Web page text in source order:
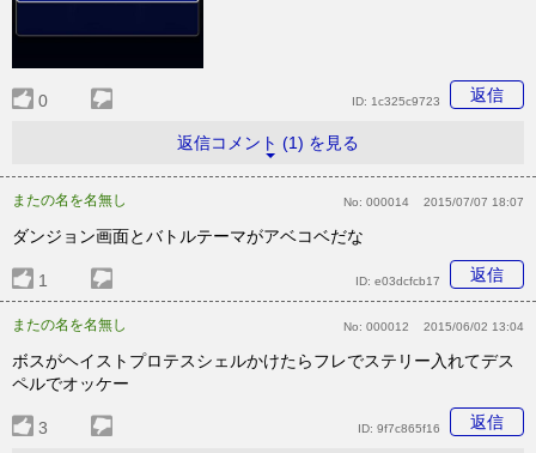
0 返信
ID: 1c325c9723
返信コメント (1) を見る
またの名を名無し No: 000014 2015/07/07 18:07
ダンジョン画面とバトルテーマがアベコベだな
1 返信
ID: e03dcfcb17
またの名を名無し No: 000012 2015/06/02 13:04
ボスがヘイストプロテスシェルかけたらフレでステリー入れてデス
ペルでオッケー
3 返信
ID: 9f7c865f16